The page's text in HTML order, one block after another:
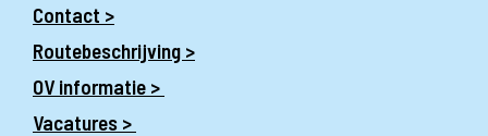
Contact >
Routebeschrijving >
OV informatie >
Vacatures >